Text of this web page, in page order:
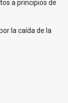
a principios de
la caída de la